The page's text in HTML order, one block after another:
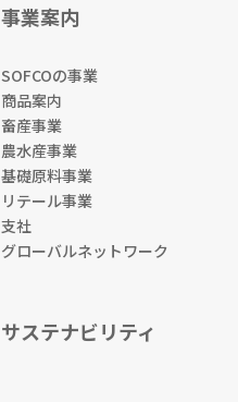
事業案内
SOFCOの事業
商品案内
畜産事業
農水産事業
基礎原料事業
リテール事業
支社
グローバルネットワーク
サステナビリティ